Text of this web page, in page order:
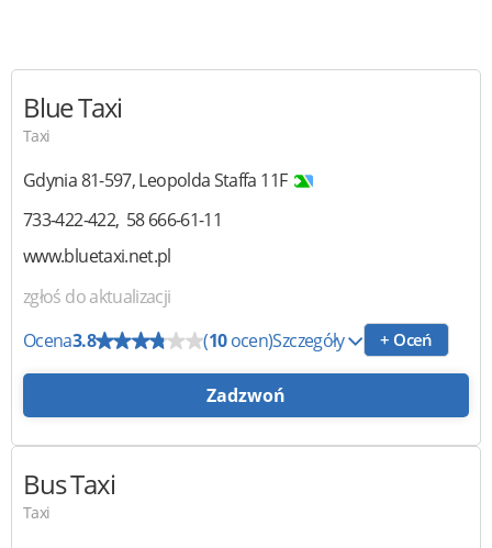
Blue Taxi
Taxi
Gdynia81-597,Leopolda Staffa 11F
733-422-422 58 666-61-11
www.bluetaxi.net.pl
zgłoś do aktualizacji
Ocena3.8 (10ocen)Szczegóły + Oceń
Zadzwoń
Bus Taxi
Taxi